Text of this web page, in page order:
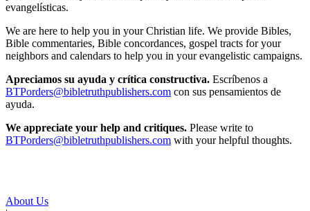
evangelísticas.
We are here to help you in your Christian life. We provide Bibles,
Bible commentaries, Bible concordances, gospel tracts for your
neighbors and calendars to help you in your evangelistic campaigns.
Apreciamos su ayuda y crítica constructiva. Escríbenos a
BTPorders@bibletruthpublishers.com con sus pensamientos de
ayuda.
We appreciate your help and critiques. Please write to
BTPorders@bibletruthpublishers.com with your helpful thoughts.
About Us